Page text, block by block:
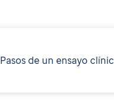
Pasos de un ensayo